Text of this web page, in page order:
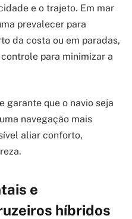
e o trajeto. Em mar
prevalecer para
da costa ou em paradas,
para minimizar a
garante que o navio seja
navegação mais
aliar conforto,
e
híbridos